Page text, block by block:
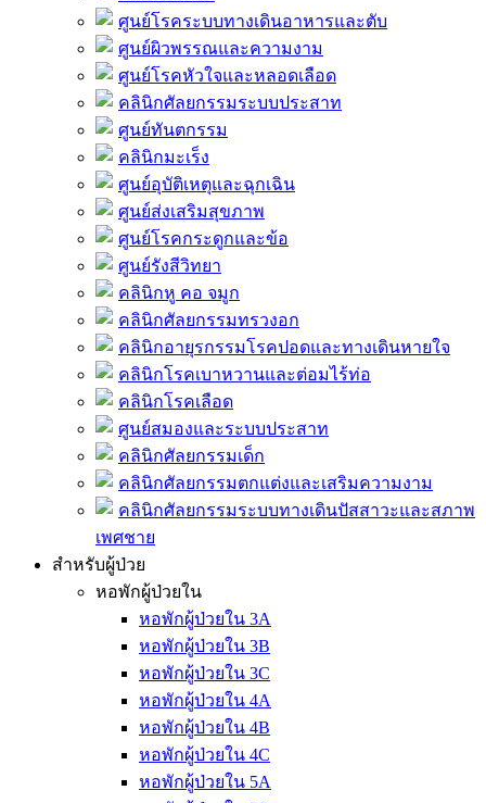
ศูนย์โรคระบบทางเดินอาหารและตับ
ศูนย์ผิวพรรณและความงาม
ศูนย์โรคหัวใจและหลอดเลือด
คลินิกศัลยกรรมระบบประสาท
ศูนย์ทันตกรรม
คลินิกมะเร็ง
ศูนย์อุบัติเหตุและฉุกเฉิน
ศูนย์ส่งเสริมสุขภาพ
ศูนย์โรคกระดูกและข้อ
ศูนย์รังสีวิทยา
คลินิกหู คอ จมูก
คลินิกศัลยกรรมทรวงอก
คลินิกอายุรกรรมโรคปอดและทางเดินหายใจ
คลินิกโรคเบาหวานและต่อมไร้ท่อ
คลินิกโรคเลือด
ศูนย์สมองและระบบประสาท
คลินิกศัลยกรรมเด็ก
คลินิกศัลยกรรมตกแต่งและเสริมความงาม
คลินิกศัลยกรรมระบบทางเดินปัสสาวะและสภาพ
เพศชาย
สำหรับผู้ป่วย
หอพักผู้ป่วยใน
หอพักผู้ป่วยใน 3A
หอพักผู้ป่วยใน 3B
หอพักผู้ป่วยใน 3C
หอพักผู้ป่วยใน 4A
หอพักผู้ป่วยใน 4B
หอพักผู้ป่วยใน 4C
หอพักผู้ป่วยใน 5A